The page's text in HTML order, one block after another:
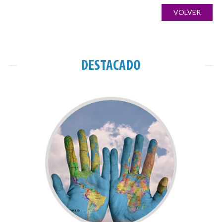
VOLVER
DESTACADO